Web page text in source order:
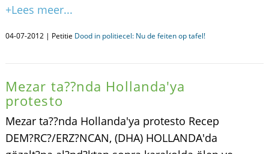
+Lees meer...
04-07-2012 | Petitie Dood in politiecel: Nu de feiten op tafel!
Mezar ta??nda Hollanda'ya
protesto
Mezar ta??nda Hollanda'ya protesto Recep
DEM?RC?/ERZ?NCAN, (DHA) HOLLANDA'da